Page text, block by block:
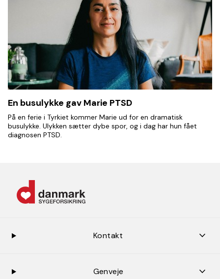
En busulykke gav Marie PTSD
På en ferie i Tyrkiet kommer Marie ud for en dramatisk
busulykke. Ulykken sætter dybe spor, og i dag har hun fået
diagnosen PTSD.
Kontakt
Genveje